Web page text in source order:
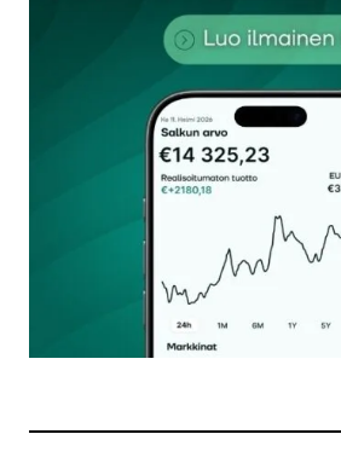
Sähköpostiosoitettasi ei
kentät on merkitty*
Kommentti*
Nimesi tai nimimerkkisi
Sähköpostiosoitteesi
Tilaa SalkunRakentajan